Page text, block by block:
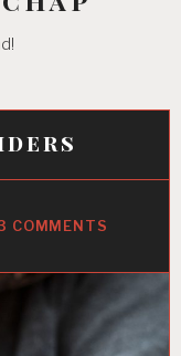
COMMENTS